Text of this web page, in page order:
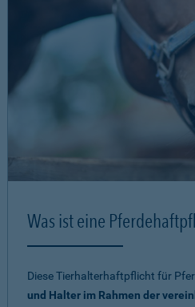
Was ist eine
Diese Tierhalterhaftpflicht für
und Halter im Rahmen der